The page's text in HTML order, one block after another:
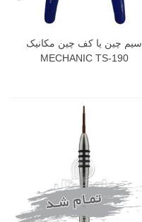
سیم چین یا کف چین مکانیک
MECHANIC TS-190